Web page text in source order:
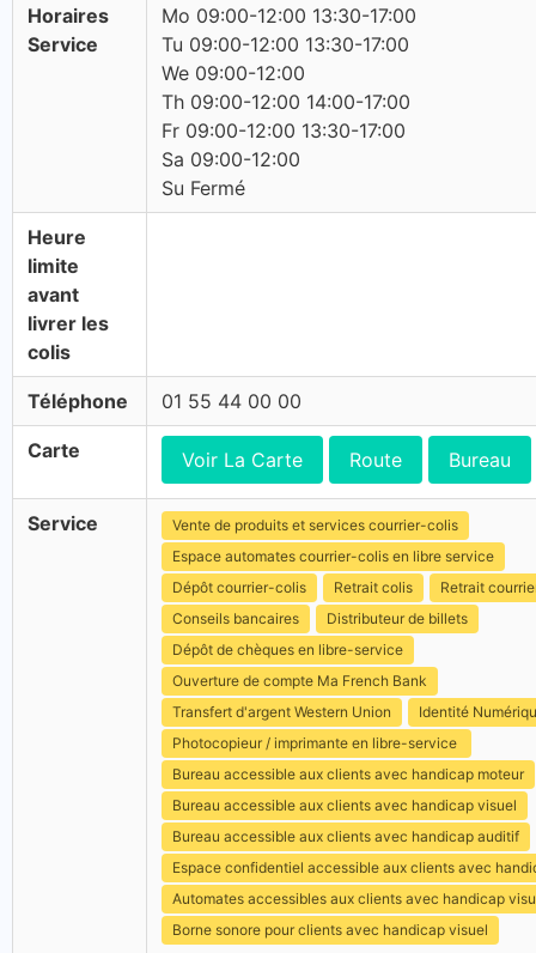
Horaires
Service
Mo 09:00-12:00 13:30-17:00
Tu 09:00-12:00 13:30-17:00
We 09:00-12:00
Th 09:00-12:00 14:00-17:00
Fr 09:00-12:00 13:30-17:00
Sa 09:00-12:00
Su Fermé
Heure
limite
avant
livrer les
colis
Téléphone 01 55 44 00 00
Carte Voir La Carte Route Bureau
Service
Vente de produits et services courrier-colis
Espace automates courrier-colis en libre service
Dépôt courrier-colis
Retrait colis
Retrait
Conseils bancaires
Distributeur de billets
Dépôt de chèques en libre-service
Ouverture de compte Ma French Bank
Transfert d'argent Western Union
Identité
Photocopieur / imprimante en libre-service
Bureau accessible aux clients avec handicap moteur
Bureau accessible aux clients avec handicap visuel
Bureau accessible aux clients avec handicap auditif
Espace confidentiel accessible aux clients avec
Automates accessibles aux clients avec handicap
Borne sonore pour clients avec handicap visuel